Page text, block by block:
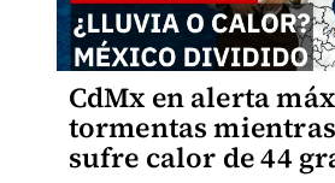
CdMx en alerta
tormentas
sufre calor de 44